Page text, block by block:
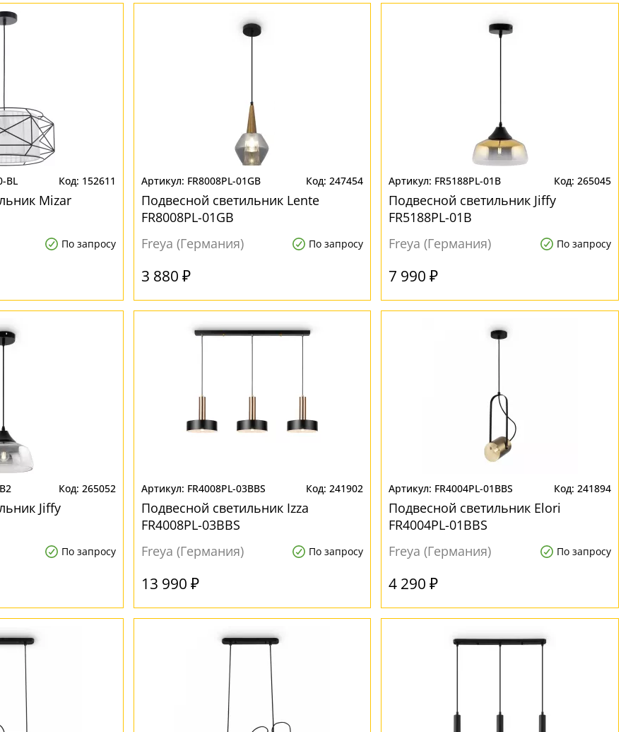
BL 152611
Mizar
По запросу
FR8008PL-01GB 247454
Подвесной светильник Lente
FR8008PL-01GB
Freya (Германия)
По запросу
3 880 ₽
FR5188PL-01B 265045
Подвесной светильник Jiffy
FR5188PL-01B
Freya (Германия)
По запросу
7 990 ₽
265052
Jiffy
По запросу
FR4008PL-03BBS 241902
Подвесной светильник Izza
FR4008PL-03BBS
Freya (Германия)
По запросу
13 990 ₽
FR4004PL-01BBS 241894
Подвесной светильник Elori
FR4004PL-01BBS
Freya (Германия)
По запросу
4 290 ₽